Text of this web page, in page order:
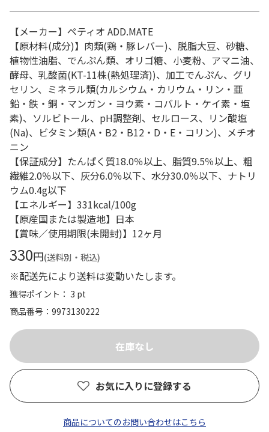
【メーカー】ペティオ ADD.MATE
【原材料(成分)】肉類(鶏・豚レバー)、脱脂大豆、砂糖、
植物性油脂、でんぷん類、オリゴ糖、小麦粉、アマニ油、
酵母、乳酸菌(KT-11株(熱処理済))、加工でんぷん、グリ
セリン、ミネラル類(カルシウム・カリウム・リン・亜
鉛・鉄・銅・マンガン・ヨウ素・コバルト・ケイ素・塩
素)、ソルビトール、pH調整剤、セルロース、リン酸塩
(Na)、ビタミン類(A・B2・B12・D・E・コリン)、メチオ
ニン
【保証成分】たんぱく質18.0％以上、脂質9.5％以上、粗
繊維2.0％以下、灰分6.0％以下、水分30.0％以下、ナトリ
ウム0.4g以下
【エネルギー】331kcal/100g
【原産国または製造地】日本
【賞味／使用期限(未開封)】12ヶ月
330円(送料別・税込)
※配送先により送料は変動いたします。
獲得ポイント： 3 pt
商品番号
9973130222
お気に入りに登録する
商品についてのお問い合わせはこちら